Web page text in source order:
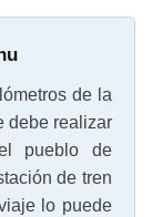
de la
debe realizar
pueblo de
de tren
lo puede